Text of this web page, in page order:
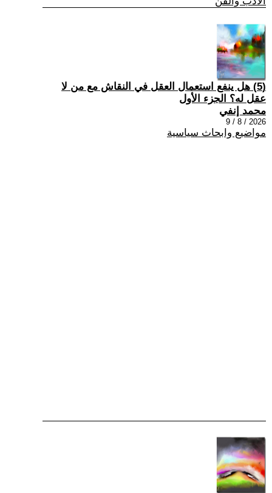
(5) هل ينفع استعمال العقل في النقاش مع من لا
عقل له؟ الجزء الأول
محمد إنفي
2026 / 8 / 9
مواضيع وابحاث سياسية